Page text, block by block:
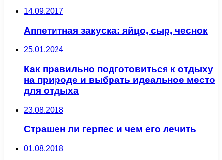
14.09.2017
Аппетитная закуска: яйцо, сыр, чеснок
25.01.2024
Как правильно подготовиться к отдыху
на природе и выбрать идеальное место
для отдыха
23.08.2018
Страшен ли герпес и чем его лечить
01.08.2018